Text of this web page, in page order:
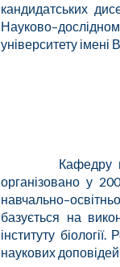
кандидатських
університету імені
Кафедру
організовано у
навчально–
базується на
інституту
наукових